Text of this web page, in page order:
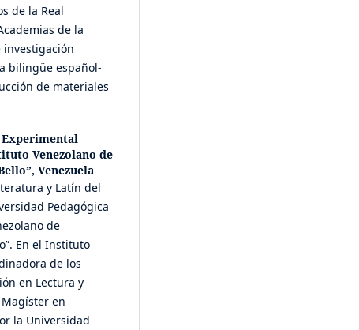
de la Real
de la
investigación
bilingüe español-
de materiales
Experimental
Venezolano de
Venezuela
y Latín del
Pedagógica
de
En el Instituto
de los
en Lectura y
Magíster en
la Universidad